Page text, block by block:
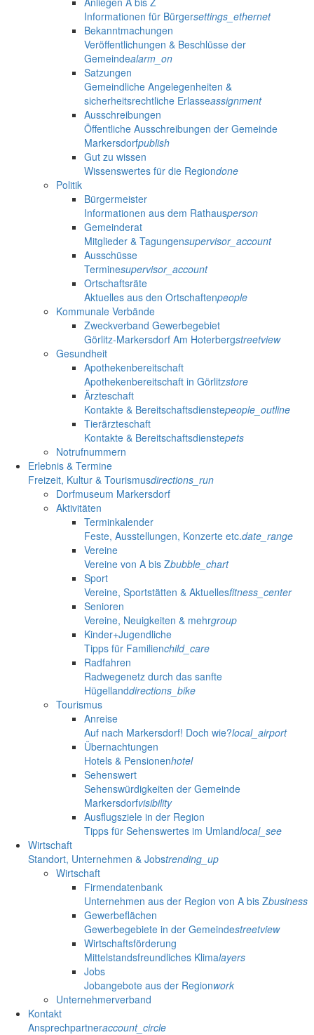
Informationen für Bürgersettings_ethernet
Bekanntmachungen
Veröffentlichungen & Beschlüsse der
Gemeindealarm_on
Satzungen
Gemeindliche Angelegenheiten &
sicherheitsrechtliche Erlasseassignment
Ausschreibungen
Öffentliche Ausschreibungen der Gemeinde
Markersdorfpublish
Gut zu wissen
Wissenswertes für die Regiondone
Politik
Bürgermeister
Informationen aus dem Rathausperson
Gemeinderat
Mitglieder & Tagungensupervisor_account
Ausschüsse
Terminesupervisor_account
Ortschaftsräte
Aktuelles aus den Ortschaftenpeople
Kommunale Verbände
Zweckverband Gewerbegebiet
Görlitz-Markersdorf Am Hoterbergstreetview
Gesundheit
Apothekenbereitschaft
Apothekenbereitschaft in Görlitzstore
Ärzteschaft
Kontakte & Bereitschaftsdienstepeople_outline
Tierärzteschaft
Kontakte & Bereitschaftsdienstepets
Notrufnummern
Erlebnis & Termine
Freizeit, Kultur & Tourismusdirections_run
Dorfmuseum Markersdorf
Aktivitäten
Terminkalender
Feste, Ausstellungen, Konzerte etc.date_range
Vereine
Vereine von A bis Zbubble_chart
Sport
Vereine, Sportstätten & Aktuellesfitness_center
Senioren
Vereine, Neuigkeiten & mehrgroup
Kinder+Jugendliche
Tipps für Familienchild_care
Radfahren
Radwegenetz durch das sanfte
Hügellanddirections_bike
Tourismus
Anreise
Auf nach Markersdorf! Doch wie?local_airport
Übernachtungen
Hotels & Pensionenhotel
Sehenswert
Sehenswürdigkeiten der Gemeinde
Markersdorfvisibility
Ausflugsziele in der Region
Tipps für Sehenswertes im Umlandlocal_see
Wirtschaft
Standort, Unternehmen & Jobstrending_up
Wirtschaft
Firmendatenbank
Unternehmen aus der Region von A bis Zbusiness
Gewerbeflächen
Gewerbegebiete in der Gemeindestreetview
Wirtschaftsförderung
Mittelstandsfreundliches Klimalayers
Jobs
Jobangebote aus der Regionwork
Unternehmerverband
Kontakt
Ansprechpartneraccount_circle